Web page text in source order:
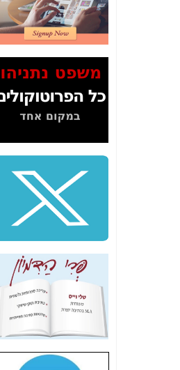
2" על תעלולי השר
משה כחלון -כאן
הסלולר" ואיך מסרסים
את הנתונים לציבור -
כאן
סיכום ביקור בסיליקון
שלמה פילבר (עד
לאחרונה מנכ"ל משרד
התקשורת) - עד
מדינה? הצחקתם
"יש אפליה בחקירה"?
חשיפה: למה השר
משה כחלון לא נחקר
עד היום? -
כאן
הדומה לזו של "תיק
4000" אך בתחום
הסלולר -